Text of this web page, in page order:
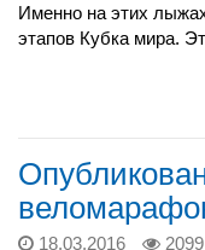
Именно на этих
этапов Кубка мира.
18.03.2016 2099